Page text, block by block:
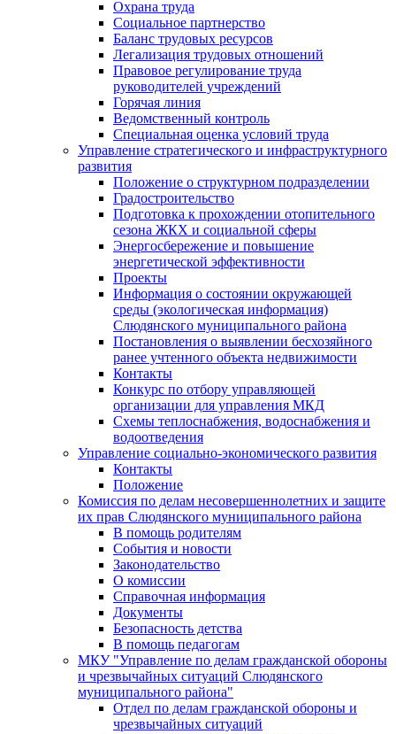
Охрана труда
Социальное партнерство
Баланс трудовых ресурсов
Легализация трудовых отношений
Правовое регулирование труда
руководителей учреждений
Горячая линия
Ведомственный контроль
Специальная оценка условий труда
Управление стратегического и инфраструктурного
развития
Положение о структурном подразделении
Градостроительство
Подготовка к прохождении отопительного
сезона ЖКХ и социальной сферы
Энергосбережение и повышение
энергетической эффективности
Проекты
Информация о состоянии окружающей
среды (экологическая информация)
Слюдянского муниципального района
Постановления о выявлении бесхозяйного
ранее учтенного объекта недвижимости
Контакты
Конкурс по отбору управляющей
организации для управления МКД
Схемы теплоснабжения, водоснабжения и
водоотведения
Управление социально-экономического развития
Контакты
Положение
Комиссия по делам несовершеннолетних и защите
их прав Слюдянского муниципального района
В помощь родителям
События и новости
Законодательство
О комиссии
Справочная информация
Документы
Безопасность детства
В помощь педагогам
МКУ "Управление по делам гражданской обороны
и чрезвычайных ситуаций Слюдянского
муниципального района"
Отдел по делам гражданской обороны и
чрезвычайных ситуаций